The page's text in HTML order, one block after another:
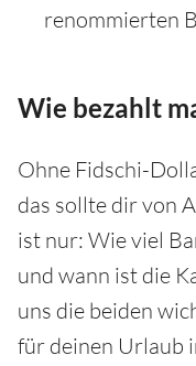
renommierten
Wie bezahlt
Ohne Fidschi-
das sollte dir von
ist nur: Wie viel
und wann ist die
uns die beiden
für deinen Urlaub